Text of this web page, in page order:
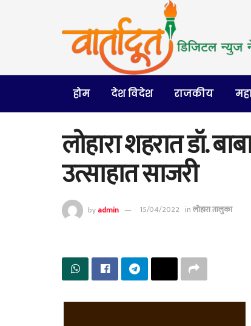
होम देश विदेश राजकीय
लोहारा शहरात डॉ.
उत्साहात साजरी
byadmin 15/04/2022 inलोहारा तालुका